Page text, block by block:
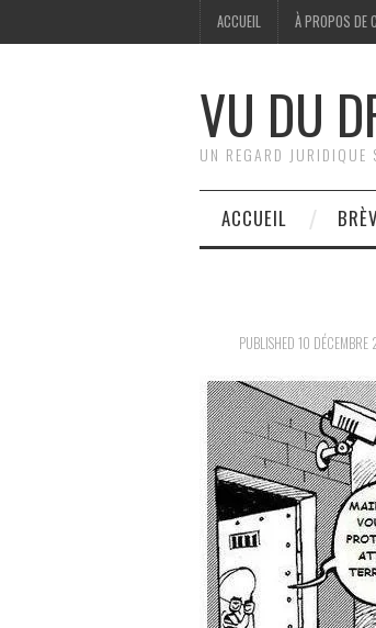
ACCUEIL À PROPOS DE
VU DU
UN REGARD JURIDIQUE
ACCUEIL
PUBLISHED 10